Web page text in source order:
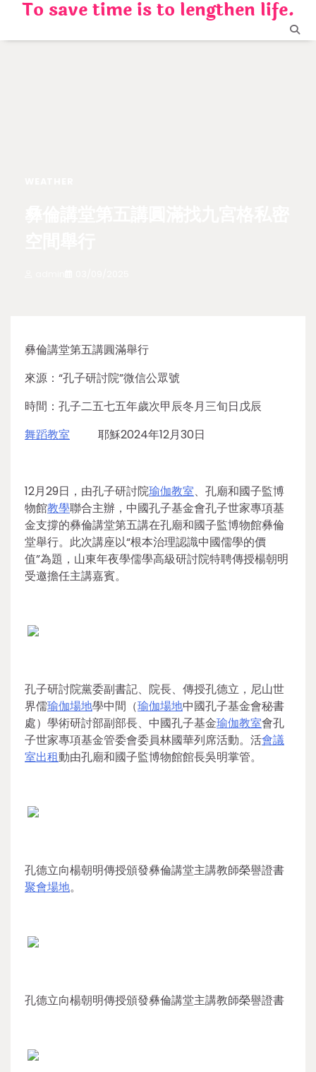
content
To save time is to lengthen life.
彝倫講堂第五講圓滿舉行
來源：“孔子研討院”微信公眾號
時間：孔子二五七五年歲次甲辰冬月三旬日戊辰
舞蹈教室 耶穌2024年12月30日
12月29日，由孔子研討院瑜伽教室、孔廟和國子監博
物館教學聯合主辦，中國孔子基金會孔子世家專項基
金支撐的彝倫講堂第五講在孔廟和國子監博物館彝倫
堂舉行。此次講座以“根本治理認識中國儒學的價
值”為題，山東年夜學儒學高級研討院特聘傳授楊朝明
受邀擔任主講嘉賓。
孔子研討院黨委副書記、院長、傳授孔德立，尼山世
界儒瑜伽場地學中間（瑜伽場地中國孔子基金會秘書
處）學術研討部副部長、中國孔子基金瑜伽教室會孔
子世家專項基金管委會委員林國華列席活動。活會議
室出租動由孔廟和國子監博物館館長吳明掌管。
孔德立向楊朝明傳授頒發彝倫講堂主講教師榮譽證書
聚會場地。
孔德立向楊朝明傳授頒發彝倫講堂主講教師榮譽證書